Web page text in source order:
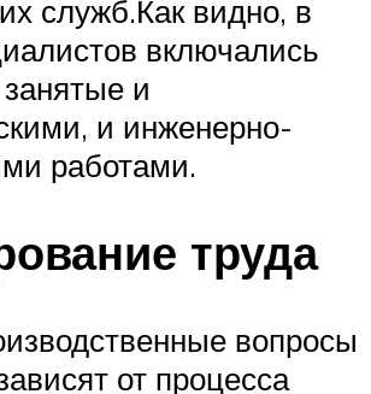
служб.Как видно, в
включались
и
и инженерно-
работами.
труда
вопросы
от процесса